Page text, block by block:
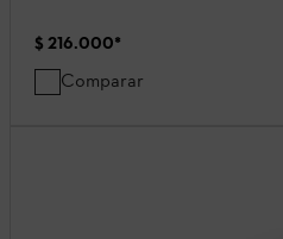
$ 216.000*
Comparar